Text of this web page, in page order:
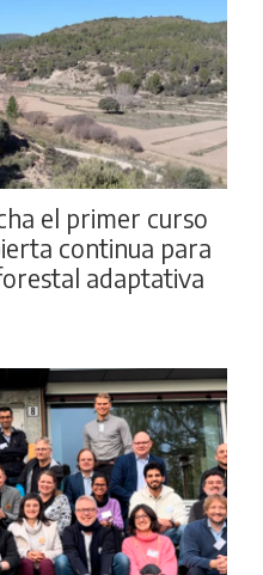
el primer curso
continua para
adaptativa